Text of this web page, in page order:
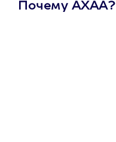
Почему АХАА?